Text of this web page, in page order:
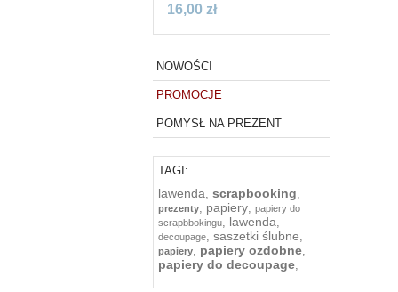
16,00 zł
NOWOŚCI
PROMOCJE
POMYSŁ NA PREZENT
TAGI:
lawenda, scrapbooking,
prezenty, papiery, papiery do
scrapbbokingu, lawenda,
decoupage, saszetki ślubne,
papiery, papiery ozdobne,
papiery do decoupage,